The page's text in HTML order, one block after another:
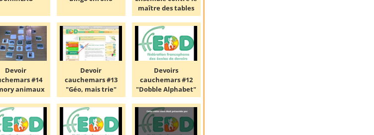
maître des tables
Devoir
#14
animaux
Devoir
cauchemars #13
"Géo, mais trie"
Devoirs
cauchemars #12
"Dobble Alphabet"